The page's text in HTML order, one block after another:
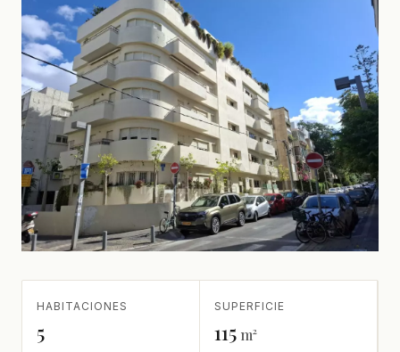
HABITACIONES
5
SUPERFICIE
115 m²